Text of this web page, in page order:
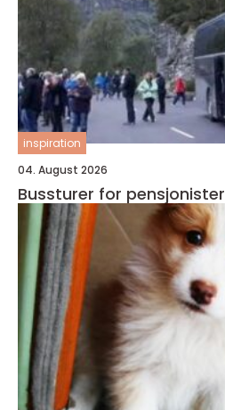
inspiration
04. August 2026
Bussturer for pensjonister